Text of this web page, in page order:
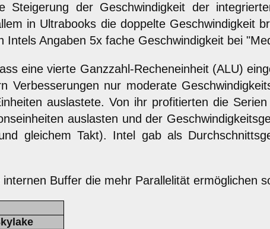
der Geschwindigkeit der
in Ultrabooks die doppelte Geschwindigkeit
Angaben 5x fache Geschwindigkeit bei
eine vierte Ganzzahl-Recheneinheit (ALU)
Verbesserungen nur moderate
auslastete. Von ihr profitierten die
auslasten und der
gleichem Takt). Intel gab als
Buffer die mehr Parallelität ermöglichen